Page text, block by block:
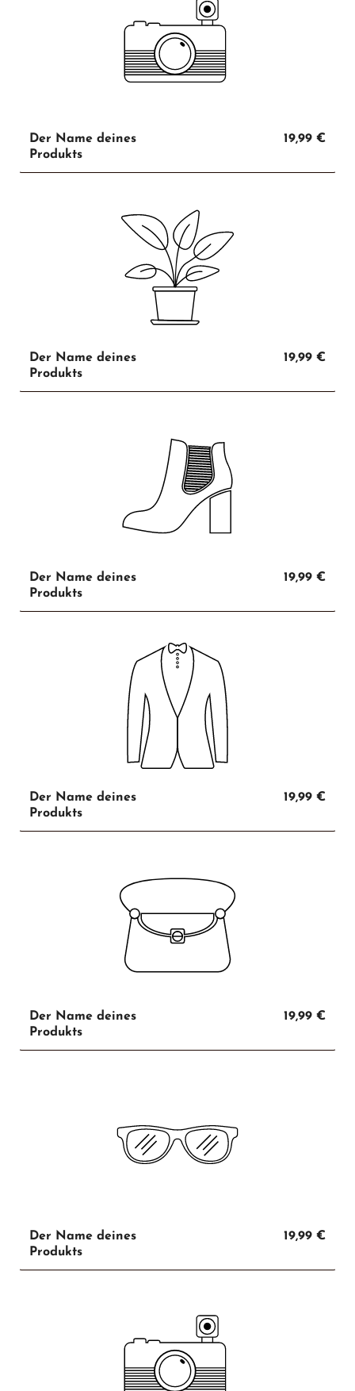
Der Name deines
Produkts
19,99 €
Der Name deines
Produkts
19,99 €
Der Name deines
Produkts
19,99 €
Der Name deines
Produkts
19,99 €
Der Name deines
Produkts
19,99 €
Der Name deines
Produkts
19,99 €